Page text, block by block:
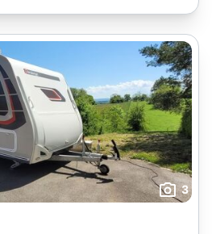
3